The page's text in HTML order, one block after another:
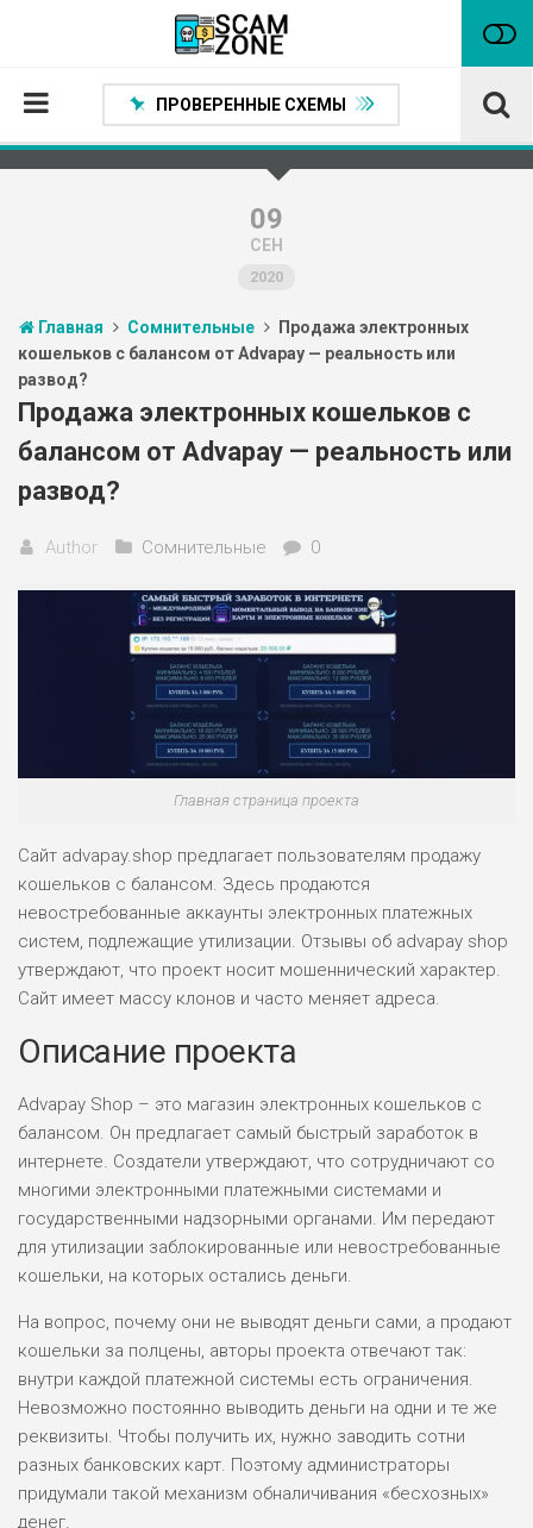
Проверенные способы заработка
Статьи
Партнеры
ПРОВЕРЕННЫЕ СХЕМЫ
09
СЕН
2020
Главная Сомнительные
Продажа электронных
кошельков с балансом от Advapay — реальность или
развод?
Продажа электронных кошельков с
балансом от Advapay — реальность или
развод?
Author Сомнительные 0
Главная страница проекта
Сайт advapay.shop предлагает пользователям продажу
кошельков с балансом. Здесь продаются
невостребованные аккаунты электронных платежных
систем, подлежащие утилизации. Отзывы об advapay shop
утверждают, что проект носит мошеннический характер.
Сайт имеет массу клонов и часто меняет адреса.
Описание проекта
Advapay Shop – это магазин электронных кошельков с
балансом. Он предлагает самый быстрый заработок в
интернете. Создатели утверждают, что сотрудничают со
многими электронными платежными системами и
государственными надзорными органами. Им передают
для утилизации заблокированные или невостребованные
кошельки, на которых остались деньги.
На вопрос, почему они не выводят деньги сами, а продают
кошельки за полцены, авторы проекта отвечают так:
внутри каждой платежной системы есть ограничения.
Невозможно постоянно выводить деньги на одни и те же
реквизиты. Чтобы получить их, нужно заводить сотни
разных банковских карт. Поэтому администраторы
придумали такой механизм обналичивания «бесхозных»
денег.